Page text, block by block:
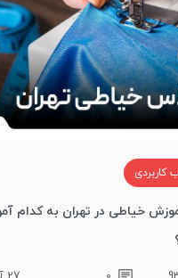
کاربردی
خیاطی در تهران به کدام